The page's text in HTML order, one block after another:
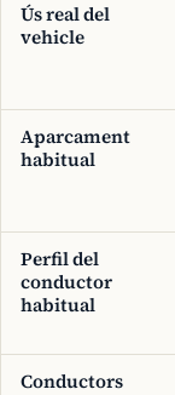
Ús real del
vehicle
Aparcament
habitual
Perfil del
conductor
habitual
Conductors